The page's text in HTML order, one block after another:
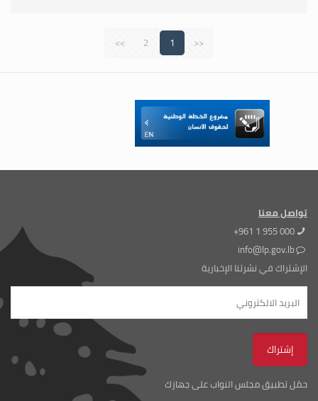
<<
1
2
>>
تواصل معنا
+961 1 955 000
info@lp.gov.lb
الإشتراك في نشرتنا الإخبارية
حمّل تطبيق مجلس النواب على جهازك